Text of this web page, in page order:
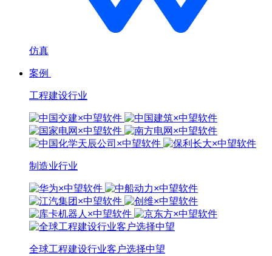
仿真
案例
工程建设行业
制造业行业
全球工程建设行业客户选择中望